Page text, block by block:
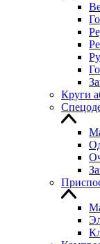
Круги